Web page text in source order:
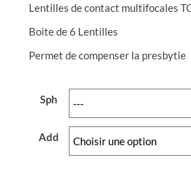
Lentilles de contact multifocales
Boite de 6 Lentilles
Permet de compenser la presbytie
Sph
Add